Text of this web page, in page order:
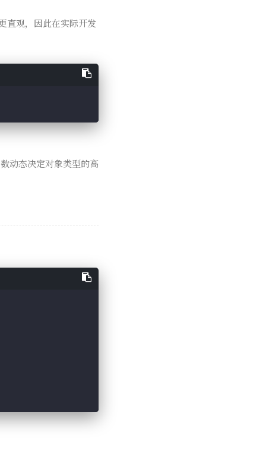
直观，因此在实际开发
动态决定对象类型的高